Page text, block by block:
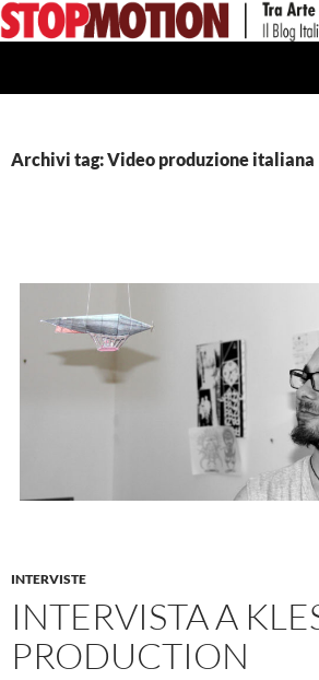
Vai
al
Archivi tag: Video produzione italiana
INTERVISTE
INTERVISTA A
PRODUCTION